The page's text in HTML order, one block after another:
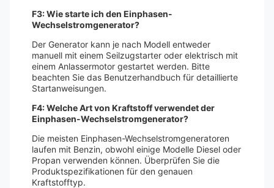
F3: Wie starte ich den Einphasen-
Wechselstromgenerator?
Der Generator kann je nach Modell entweder
manuell mit einem Seilzugstarter oder elektrisch mit
einem Anlassermotor gestartet werden. Bitte
beachten Sie das Benutzerhandbuch für detaillierte
Startanweisungen.
F4: Welche Art von Kraftstoff verwendet der
Einphasen-Wechselstromgenerator?
Die meisten Einphasen-Wechselstromgeneratoren
laufen mit Benzin, obwohl einige Modelle Diesel oder
Propan verwenden können. Überprüfen Sie die
Produktspezifikationen für den genauen
Kraftstofftyp.